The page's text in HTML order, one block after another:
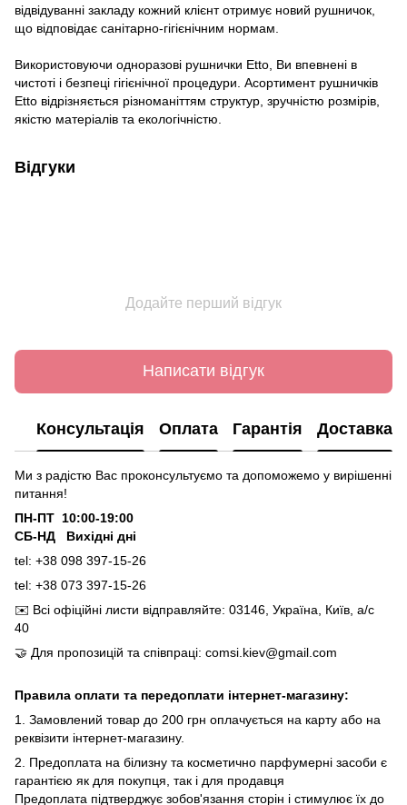
відвідуванні закладу кожний клієнт отримує новий рушничок,
що відповідає санітарно-гігієнічним нормам.
Використовуючи одноразові рушнички Etto, Ви впевнені в
чистоті і безпеці гігієнічної процедури. Асортимент рушничків
Etto відрізняється різноманіттям структур, зручністю розмірів,
якістю матеріалів та екологічністю.
Відгуки
Додайте перший відгук
Написати відгук
Консультація Оплата Гарантія Доставка
Ми з радістю Вас проконсультуємо та допоможемо у вирішенні
питання!
ПН-ПТ 10:00-19:00
СБ-НД Вихідні дні
tel: +38 098 397-15-26
tel: +38 073 397-15-26
✉️ Всі офіційні листи відправляйте: 03146, Україна, Київ, а/с
40
🤝 Для пропозицій та співпраці: comsi.kiev@gmail.com
Правила оплати та передоплати інтернет-магазину:
1. Замовлений товар до 200 грн оплачується на карту або на
реквізити інтернет-магазину.
2. Предоплата на білизну та косметично парфумерні засоби є
гарантією як для покупця, так і для продавця
Предоплата підтверджує зобов'язання сторін і стимулює їх до